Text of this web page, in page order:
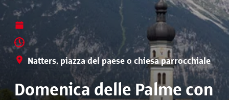
Natters, piazza del paese o chiesa parrocchiale
Domenica delle Palme con